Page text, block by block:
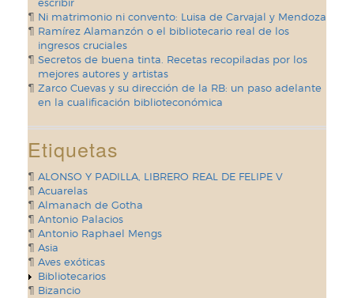
escribir
Ni matrimonio ni convento: Luisa de Carvajal y Mendoza
Ramírez Alamanzón o el bibliotecario real de los
ingresos cruciales
Secretos de buena tinta. Recetas recopiladas por los
mejores autores y artistas
Zarco Cuevas y su dirección de la RB: un paso adelante
en la cualificación biblioteconómica
Etiquetas
ALONSO Y PADILLA, LIBRERO REAL DE FELIPE V
Acuarelas
Almanach de Gotha
Antonio Palacios
Antonio Raphael Mengs
Asia
Aves exóticas
Bibliotecarios
Bizancio